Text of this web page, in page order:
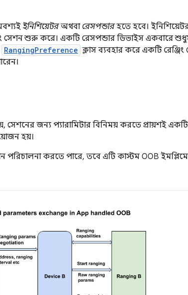
ইনিশিয়েটরঅথবা রেসপন্ডারহতে হবে।
সেশন শুরু করে। একটি রেসপন্ডার ডিভাইস একবারে
RangingPreference ক্লাস ব্যবহার করে একটি রেঞ্জিং
জন্য প্যারামিটার বিনিময় করতে প্রায়শই
হয়।
করতে পারে, তবে এটি কাস্টম OOB